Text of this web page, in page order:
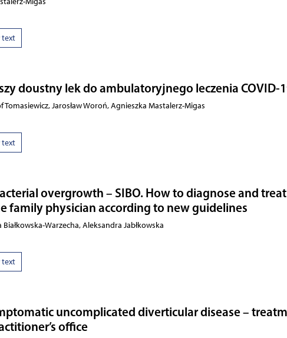
text
doustny lek do ambulatoryjnego leczenia COVID-
Tomasiewicz, Jarosław Woroń, Agnieszka Mastalerz-Migas
text
overgrowth – SIBO. How to diagnose and
family physician according to new guidelines
Białkowska-Warzecha, Aleksandra Jabłkowska
text
uncomplicated diverticular disease –
office